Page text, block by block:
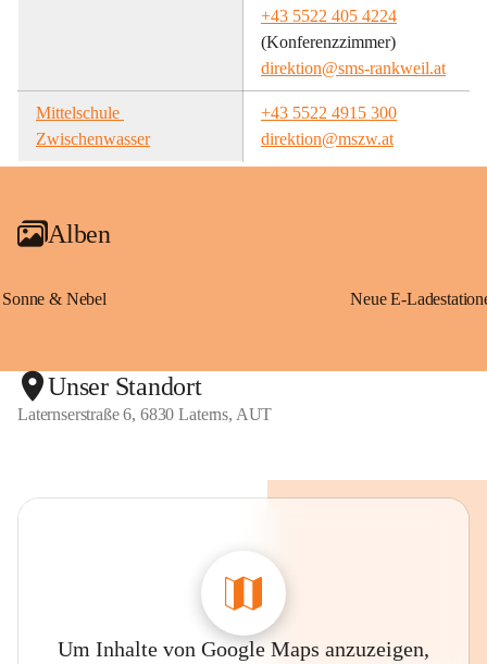
+43 5522 405 4224
(Konferenzzimmer)
direktion@sms-rankweil.at
Mittelschule
Zwischenwasser
+43 5522 4915 300
direktion@mszw.at
Alben
Sonne & Nebel
Unser Standort
Laternserstraße 6, 6830 Laterns, AUT
Um Inhalte von Google Maps anzuzeigen,